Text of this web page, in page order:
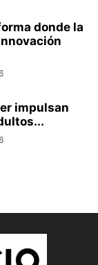
donde la
impulsan